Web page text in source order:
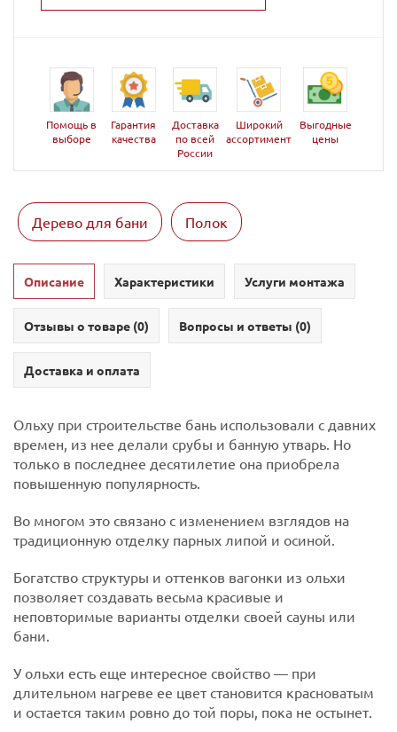
Помощь в
выборе
Гарантия
качества
Доставка
по всей
России
Широкий
ассортимент
Выгодные
цены
Дерево для бани Полок
Описание Характеристики Услуги монтажа
Отзывы о товаре (0) Вопросы и ответы (0)
Доставка и оплата
Ольху при строительстве бань использовали с давних
времен, из нее делали срубы и банную утварь. Но
только в последнее десятилетие она приобрела
повышенную популярность.
Во многом это связано с изменением взглядов на
традиционную отделку парных липой и осиной.
Богатство структуры и оттенков вагонки из ольхи
позволяет создавать весьма красивые и
неповторимые варианты отделки своей сауны или
бани.
У ольхи есть еще интересное свойство — при
длительном нагреве ее цвет становится красноватым
и остается таким ровно до той поры, пока не остынет.